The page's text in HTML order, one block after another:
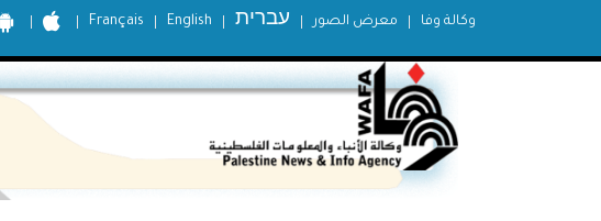
Français English עברית معرض الصور وكالة وفا